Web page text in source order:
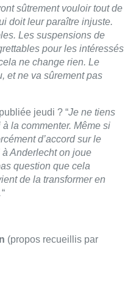
sûtrement vouloir tout de
doit leur paraître injuste.
Les suspensions de
pour les intéressés
ne change rien. Le
et ne va sûrement pas
jeudi ? “Je ne tiens
la commenter. Même si
d’accord sur le
Anderlecht on joue
question que cela
de la transformer en
“
(propos recueillis par